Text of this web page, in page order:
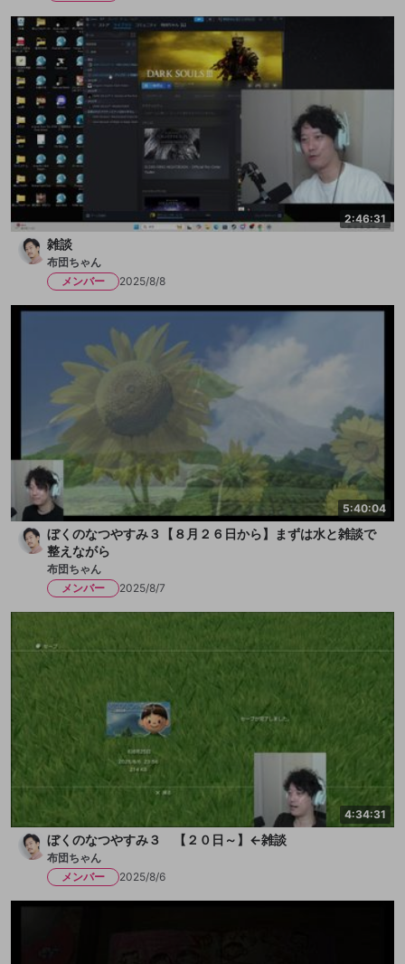
2:46:31
雑談
布団ちゃん
メンバー
2025/8/8
5:40:04
ぼくのなつやすみ３【８月２６日から】まずは水と雑談で
整えながら
布団ちゃん
メンバー
2025/8/7
4:34:31
ぼくのなつやすみ３ 【２０日～】←雑談
布団ちゃん
メンバー
2025/8/6